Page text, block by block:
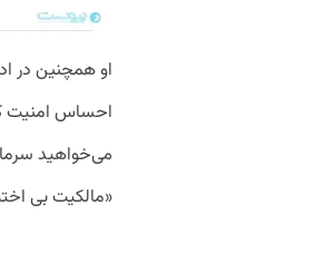
او همچنین در
احساس امنیت
می‌خواهید
«مالکیت بی